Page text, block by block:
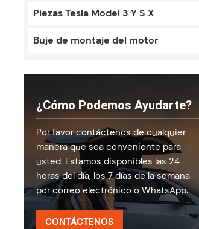
Piezas Tesla Model 3 Y S X
Buje de montaje del motor
¿Cómo Podemos Ayudarte?
Por favor contáctenos de cualquier
manera que sea conveniente para
usted. Estamos disponibles las 24
horas del día, los 7 días de la semana
por correo electrónico o WhatsApp.
CONTÁCTENOS